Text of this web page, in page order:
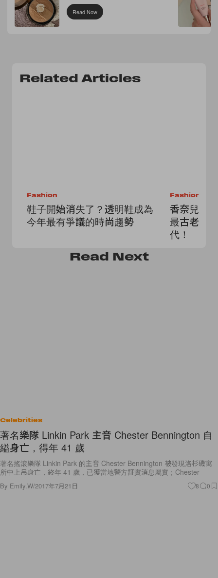
Read Now
Related Articles
Fashion
鞋子開始消失了？透明鞋成為
今年最有爭議的時尚趨勢
Fashion
香奈兒收
最古老襯
代！
Read Next
Celebrities
著名樂隊 Linkin Park 主音 Chester Bennington 自
縊身亡，得年 41 歲
著名搖滾樂隊 Linkin Park 的主音 Chester Bennington 被發現洛杉磯寓
所中上吊身亡，終年 41 歲，已獲當地警方証實消息屬實；Chester
By Emily.W/2017年7月21日 8 0